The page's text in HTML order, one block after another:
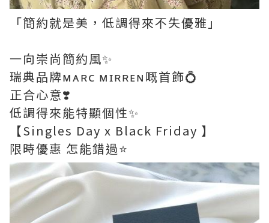
「簡約就是美，低調得來不失優雅」
一向崇尚簡約風✨
瑞典品牌ᴍᴀʀᴄ ᴍɪʀʀᴇɴ嘅首飾💍
正合心意❣️
低調得來能特顯個性✨
【Singles Day x Black Friday 】
限時優惠 怎能錯過⭐️